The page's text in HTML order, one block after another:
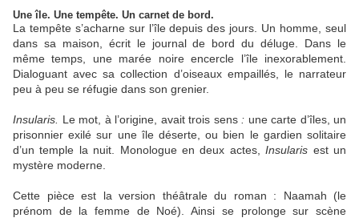
Une île. Une tempête. Un carnet de bord.
La tempête s’acharne sur l’île depuis des jours. Un homme, seul
dans sa maison, écrit le journal de bord du déluge. Dans le
même temps, une marée noire encercle l’île inexorablement.
Dialoguant avec sa collection d’oiseaux empaillés, le narrateur
peu à peu se réfugie dans son grenier.
Insularis. Le mot, à l’origine, avait trois sens: une carte d’îles, un
prisonnier exilé sur une île déserte, ou bien le gardien solitaire
d’un temple la nuit. Monologue en deux actes,Insularis est un
mystère moderne.
Cette pièce est la version théâtrale du roman : Naamah (le
prénom de la femme de Noé). Ainsi se prolonge sur scène